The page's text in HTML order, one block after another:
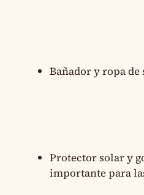
Bañador y ropa de
Protector solar y
importante para